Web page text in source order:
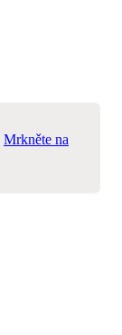
Mrkněte na